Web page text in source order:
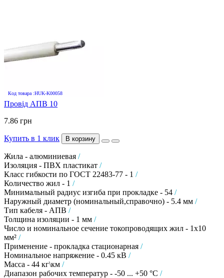
Код товара :HUK-K00058
Провід АПВ 10
7.86 грн
Купить в 1 клик В корзину
Жила - алюминиевая /
Изоляция - ПВХ пластикат /
Класс гибкости по ГОСТ 22483-77 - 1 /
Количество жил - 1 /
Минимальный радиус изгиба при прокладке - 54 /
Наружный диаметр (номинальный,справочно) - 5.4 мм /
Тип кабеля - АПВ /
Толщина изоляции - 1 мм /
Число и номинальное сечение токопроводящих жил - 1х10
мм² /
Применение - прокладка стационарная /
Номинальное напряжение - 0.45 кВ /
Масса - 44 кг\км /
Диапазон рабочих температур - -50 ... +50 °C /